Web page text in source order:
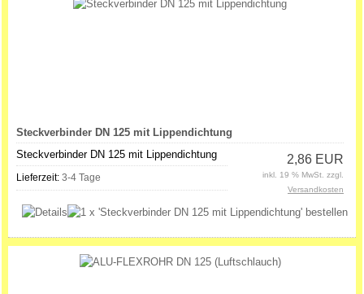
Steckverbinder DN 125 mit Lippendichtung
Steckverbinder DN 125 mit Lippendichtung
Lieferzeit: 3-4 Tage
2,86 EUR
inkl. 19 % MwSt. zzgl.
Versandkosten